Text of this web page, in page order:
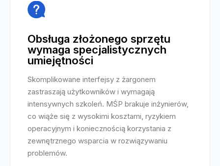

Obsługa złożonego sprzętu
wymaga specjalistycznych
umiejętności
Skomplikowane interfejsy z żargonem
zastraszają użytkowników i wymagają
intensywnych szkoleń. MŚP brakuje inżynierów,
co wiąże się z wysokimi kosztami, ryzykiem
operacyjnym i koniecznością korzystania z
zewnętrznego wsparcia w rozwiązywaniu
problemów.